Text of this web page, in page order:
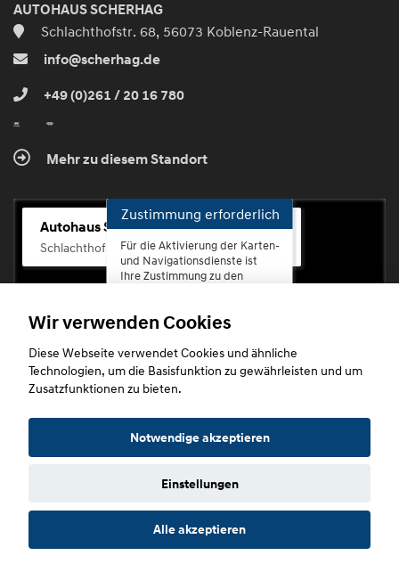
AUTOHAUS SCHERHAG
Schlachthofstr. 68, 56073 Koblenz-Rauental
info@scherhag.de
+49 (0)261 / 20 16 780
Mehr zu diesem Standort
Autohaus Scherhag
Schlachthofstr. 68, 56073 Koblenz-Rauental
Zustimmung erforderlich
Für die Aktivierung der Karten-
und Navigationsdienste ist
Ihre Zustimmung zu den
erforderlich.
Zustimmen
Copyright © 2026. Autohaus Scherhag
Datenschutz Impressum
Wir verwenden Cookies
Diese Webseite verwendet Cookies und ähnliche
Technologien, um die Basisfunktion zu gewährleisten und um
Zusatzfunktionen zu bieten.
Notwendige akzeptieren
Einstellungen
Alle akzeptieren